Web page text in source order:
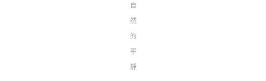
自
然
的
寧
靜